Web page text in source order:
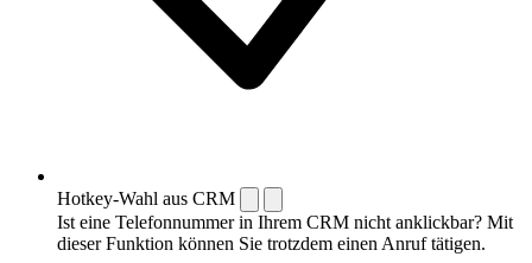
Hotkey-Wahl aus CRM
Ist eine Telefonnummer in Ihrem CRM nicht anklickbar? Mit
dieser Funktion können Sie trotzdem einen Anruf tätigen.